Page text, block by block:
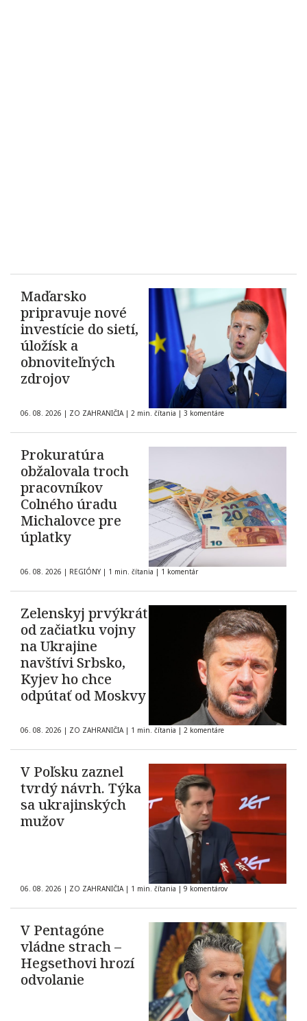
Maďarsko
pripravuje nové
investície do sietí,
úložísk a
obnoviteľných
zdrojov
06. 08. 2026 | ZO ZAHRANIČIA | 2 min. čítania | 3 komentáre
Prokuratúra
obžalovala troch
pracovníkov
Colného úradu
Michalovce pre
úplatky
06. 08. 2026 | REGIÓNY | 1 min. čítania | 1 komentár
Zelenskyj prvýkrát
od začiatku vojny
na Ukrajine
navštívi Srbsko,
Kyjev ho chce
odpútať od Moskvy
06. 08. 2026 | ZO ZAHRANIČIA | 1 min. čítania | 2 komentáre
V Poľsku zaznel
tvrdý návrh. Týka
sa ukrajinských
mužov
06. 08. 2026 | ZO ZAHRANIČIA | 1 min. čítania | 9 komentárov
V Pentagóne
vládne strach –
Hegsethovi hrozí
odvolanie